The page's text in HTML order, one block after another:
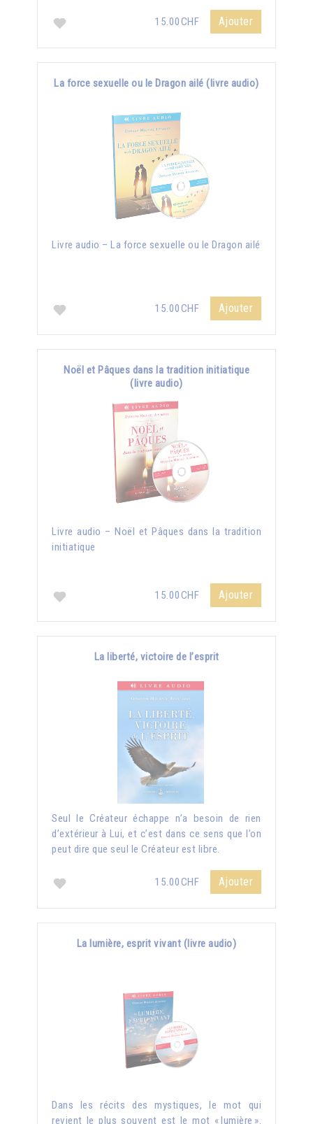
15.00CHF Ajouter
La force sexuelle ou le Dragon ailé (livre audio)
Livre audio – La force sexuelle ou le Dragon ailé
15.00CHF Ajouter
Noël et Pâques dans la tradition initiatique
(livre audio)
Livre audio – Noël et Pâques dans la tradition
initiatique
15.00CHF Ajouter
La liberté, victoire de l’esprit
Seul le Créateur échappe n’a besoin de rien
d’extérieur à Lui, et c’est dans ce sens que l’on
peut dire que seul le Créateur est libre.
15.00CHF Ajouter
La lumière, esprit vivant (livre audio)
Dans les récits des mystiques, le mot qui
revient le plus souvent est le mot « lumière ».